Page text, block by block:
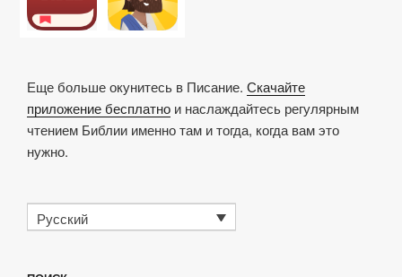
Еще больше окунитесь в Писание. Скачайте
приложение бесплатно и наслаждайтесь регулярным
чтением Библии именно там и тогда, когда вам это
нужно.
Русский